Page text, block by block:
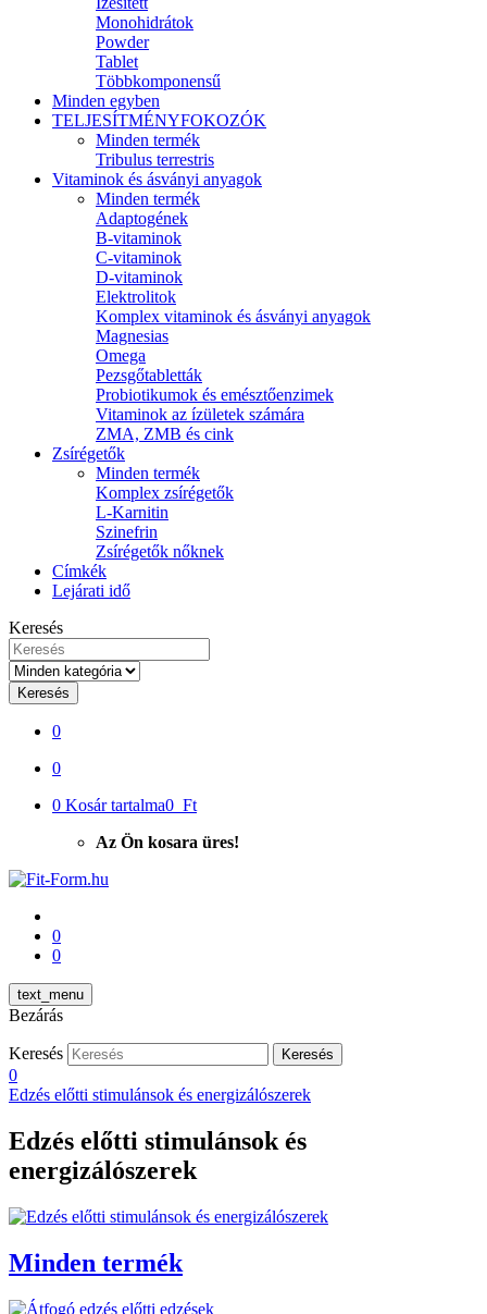
Monohidrátok
Powder
Tablet
Többkomponensű
Minden egyben
TELJESÍTMÉNYFOKOZÓK
Minden termék
Tribulus terrestris
Vitaminok és ásványi anyagok
Minden termék
Adaptogének
B-vitaminok
C-vitaminok
D-vitaminok
Elektrolitok
Komplex vitaminok és ásványi anyagok
Magnesias
Omega
Pezsgőtabletták
Probiotikumok és emésztőenzimek
Vitaminok az ízületek számára
ZMA, ZMB és cink
Zsírégetők
Minden termék
Komplex zsírégetők
L-Karnitin
Szinefrin
Zsírégetők nőknek
Címkék
Lejárati idő
Keresés
Keresés
0
0
0 Kosár tartalma0 Ft
Az Ön kosara üres!
0
0
text_menu
Bezárás
Keresés Keresés
0
Edzés előtti stimulánsok és energizálószerek
Edzés előtti stimulánsok és
energizálószerek
Minden termék